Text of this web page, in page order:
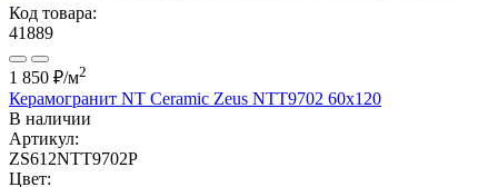
Код товара:
41889
1 850 ₽/м2
Керамогранит NT Ceramic Zeus NTT9702 60x120
В наличии
Артикул:
ZS612NTT9702P
Цвет: